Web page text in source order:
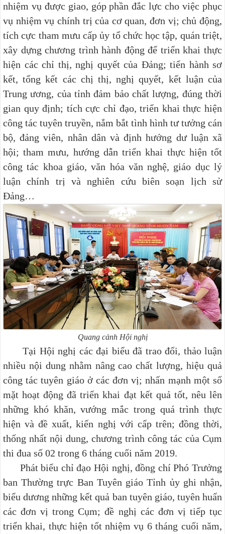
nhiệm vụ được giao, góp phần đắc lực cho việc phục
vụ nhiệm vụ chính trị của cơ quan, đơn vị; chủ động,
tích cực tham mưu cấp ủy tổ chức học tập, quán triệt,
xây dựng chương trình hành động để triển khai thực
hiện các chỉ thị, nghị quyết của Đảng; tiến hành sơ
kết, tổng kết các chị thị, nghị quyết, kết luận của
Trung ương, của tỉnh đảm bảo chất lượng, đúng thời
gian quy định; tích cực chỉ đạo, triển khai thực hiện
công tác tuyên truyền, nắm bắt tình hình tư tưởng cán
bộ, đảng viên, nhân dân và định hướng dư luận xã
hội; tham mưu, hướng dẫn triển khai thực hiện tốt
công tác khoa giáo, văn hóa văn nghệ, giáo dục lý
luận chính trị và nghiên cứu biên soạn lịch sử
Đảng…
Quang cảnh Hội nghị
Tại Hội nghị các đại biểu đã trao đổi, thảo luận
nhiều nội dung nhằm nâng cao chất lượng, hiệu quả
công tác tuyên giáo ở các đơn vị; nhấn mạnh một số
mặt hoạt động đã triển khai đạt kết quả tốt, nêu lên
những khó khăn, vướng mắc trong quá trình thực
hiện và đề xuất, kiến nghị với cấp trên; đồng thời,
thống nhất nội dung, chương trình công tác của Cụm
thi đua số 02 trong 6 tháng cuối năm 2019.
Phát biểu chỉ đạo Hội nghị, đồng chí Phó Trưởng
ban Thường trực Ban Tuyên giáo Tỉnh ủy ghi nhận,
biểu dương những kết quả ban tuyên giáo, tuyên huấn
các đơn vị trong Cụm; đề nghị các đơn vị tiếp tục
triển khai, thực hiện tốt nhiệm vụ 6 tháng cuối năm,